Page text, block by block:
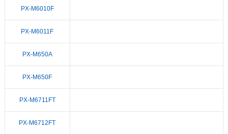
PX-M6010F
PX-M6011F
PX-M650A
PX-M650F
PX-M6711FT
PX-M6712FT